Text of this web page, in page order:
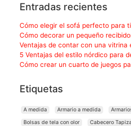
Entradas recientes
Cómo elegir el sofá perfecto para ti
Cómo decorar un pequeño
Ventajas de contar con una vitrina
5 Ventajas del estilo nórdico para
Cómo crear un cuarto de juegos
Etiquetas
A medida Armario a medida
Bolsas de tela con olor
Cabecero